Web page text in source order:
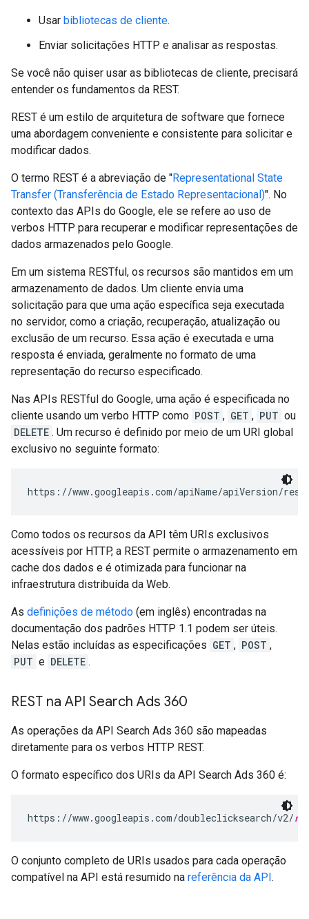
Usar bibliotecas de cliente.
Enviar solicitações HTTP e analisar as respostas.
Se você não quiser usar as bibliotecas de cliente, precisará
entender os fundamentos da REST.
REST é um estilo de arquitetura de software que fornece
uma abordagem conveniente e consistente para solicitar e
modificar dados.
O termo REST é a abreviação de "Representational State
Transfer (Transferência de Estado Representacional)". No
contexto das APIs do Google, ele se refere ao uso de
verbos HTTP para recuperar e modificar representações de
dados armazenados pelo Google.
Em um sistema RESTful, os recursos são mantidos em um
armazenamento de dados. Um cliente envia uma
solicitação para que uma ação específica seja executada
no servidor, como a criação, recuperação, atualização ou
exclusão de um recurso. Essa ação é executada e uma
resposta é enviada, geralmente no formato de uma
representação do recurso especificado.
Nas APIs RESTful do Google, uma ação é especificada no
cliente usando um verbo HTTP como POST , GET , PUT ou
DELETE . Um recurso é definido por meio de um URI global
exclusivo no seguinte formato:
https://www.googleapis.com/apiName/apiVersion/
Como todos os recursos da API têm URIs exclusivos
acessíveis por HTTP, a REST permite o armazenamento em
cache dos dados e é otimizada para funcionar na
infraestrutura distribuída da Web.
As definições de método (em inglês) encontradas na
documentação dos padrões HTTP 1.1 podem ser úteis.
Nelas estão incluídas as especificações GET , POST ,
PUT e DELETE .
REST na API Search Ads 360
As operações da API Search Ads 360 são mapeadas
diretamente para os verbos HTTP REST.
O formato específico dos URIs da API Search Ads 360 é:
https://www.googleapis.com/doubleclicksearch/v2/
O conjunto completo de URIs usados para cada operação
compatível na API está resumido na referência da API.